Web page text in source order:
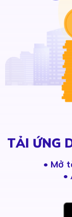
TẢI ỨNG
• Mở
•